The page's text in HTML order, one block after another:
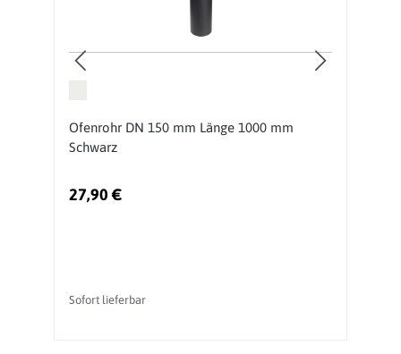
Ofenrohr DN 150 mm Länge 1000 mm
Schwarz
27,90 €
Sofort lieferbar